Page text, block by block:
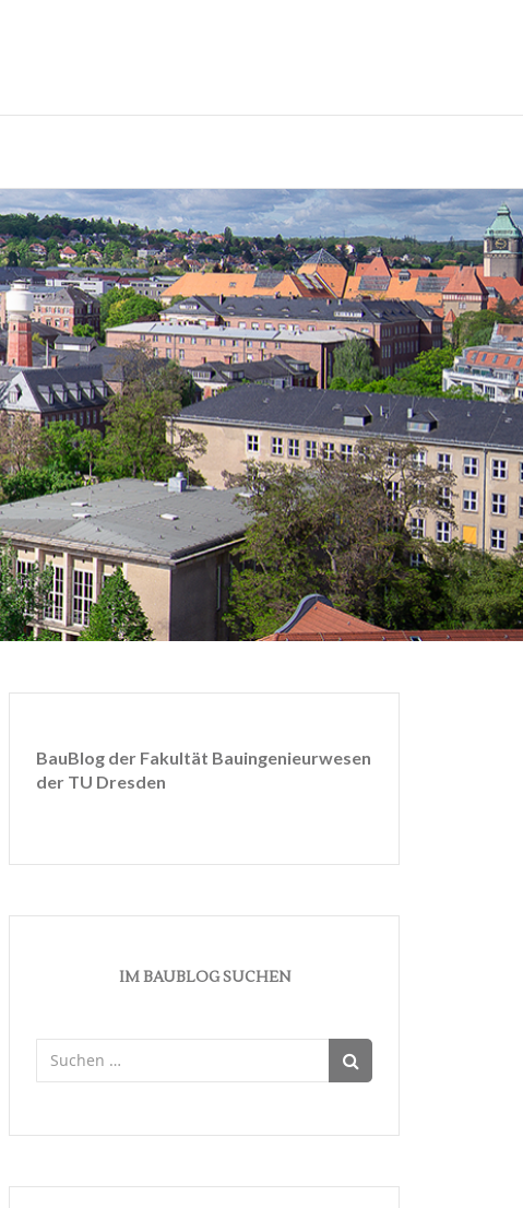
BauBlog der Fakultät Bauingenieurwesen
der TU Dresden
IM BAUBLOG SUCHEN
nach: